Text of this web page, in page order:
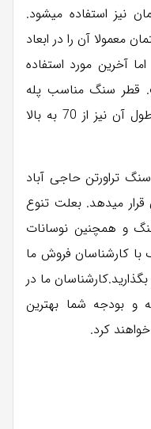
نیز استفاده میشود.
معمولا آن را در ابعاد
میدهند. اما آخرین مورد استفاده
قطر سنگ مناسب پله
باید بین 2 الی 3 سانتیمتر باشد. طول آن نیز از 70 به بالا
تراورتن حاجی آباد
قرار میدهد. بعلت تنوع
و همچنین نوسانات
با کارشناسان فروش ما
ما در
و بودجه شما بهترین
کرد.